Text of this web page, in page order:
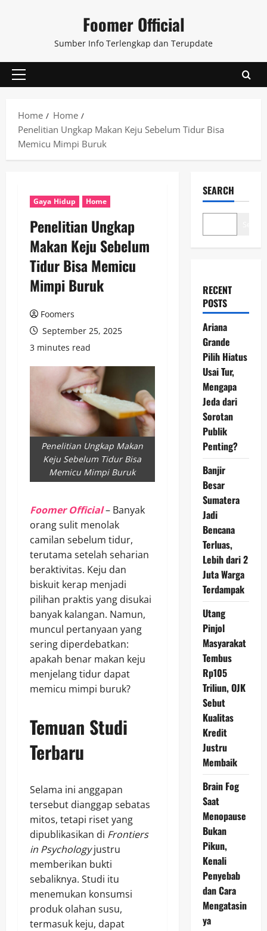
Foomer Official
Sumber Info Terlengkap dan Terupdate
Primary
Home
Home
Penelitian Ungkap Makan Keju Sebelum Tidur Bisa
Memicu Mimpi Buruk
Gaya Hidup Home
Penelitian Ungkap
Makan Keju Sebelum
Tidur Bisa Memicu
Mimpi Buruk
Foomers
September 25, 2025
3 minutes read
Penelitian Ungkap Makan
Keju Sebelum Tidur Bisa
Memicu Mimpi Buruk
Foomer Official– Banyak
orang sulit menolak
camilan sebelum tidur,
terutama setelah seharian
beraktivitas. Keju dan
biskuit kerap menjadi
pilihan praktis yang disukai
banyak kalangan. Namun,
muncul pertanyaan yang
sering diperdebatkan:
apakah benar makan keju
menjelang tidur dapat
memicu mimpi buruk?
Temuan Studi
Terbaru
Selama ini anggapan
tersebut dianggap sebatas
mitos, tetapi riset yang
dipublikasikan di Frontiers
in Psychologyjustru
memberikan bukti
sebaliknya. Studi itu
menemukan konsumsi
produk olahan susu,
termasuk keju, dapat
SEARCH
RECENT
POSTS
Ariana
Grande
Pilih Hiatus
Usai Tur,
Mengapa
Jeda dari
Sorotan
Publik
Penting?
Banjir
Besar
Sumatera
Jadi
Bencana
Terluas,
Lebih dari 2
Juta Warga
Terdampak
Utang
Pinjol
Masyarakat
Tembus
Rp105
Triliun, OJK
Sebut
Kualitas
Kredit
Justru
Membaik
Brain Fog
Saat
Menopause
Bukan
Pikun,
Kenali
Penyebab
dan Cara
Mengatasin
ya